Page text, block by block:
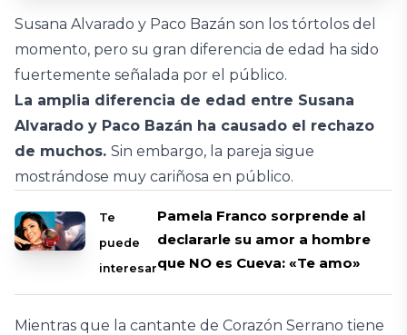
Susana Alvarado y Paco Bazán son los tórtolos del
momento, pero su gran diferencia de edad ha sido
fuertemente señalada por el público.
La amplia diferencia de edad entre Susana
Alvarado y Paco Bazán ha causado el rechazo
de muchos. Sin embargo, la pareja sigue
mostrándose muy cariñosa en público.
Te
puede
interesar
Pamela Franco sorprende al
declararle su amor a hombre
que NO es Cueva: «Te amo»
Mientras que la cantante de Corazón Serrano tiene